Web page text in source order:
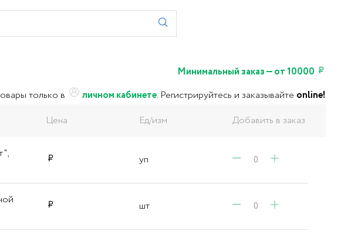
Минимальный заказ — от 10000
только в
личном кабинете. Регистрируйтесь и заказывайте online!
Цена Ед/изм Добавить в заказ
уп
шт